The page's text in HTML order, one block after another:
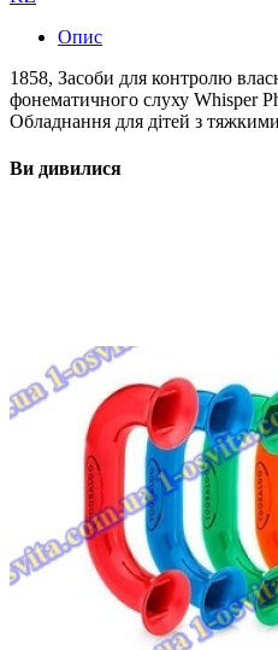
Опис
1858, Засоби для контролю
фонематичного слуху Whisper
Обладнання для дітей з
Ви дивилися